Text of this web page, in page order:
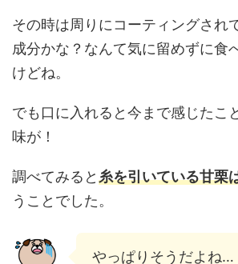
その時は周りにコーティングされ
成分かな？なんて気に留めずに食
けどね。
でも口に入れると今まで感じたこ
味が！
調べてみると糸を引いている甘栗
うことでした。
やっぱりそうだよね…